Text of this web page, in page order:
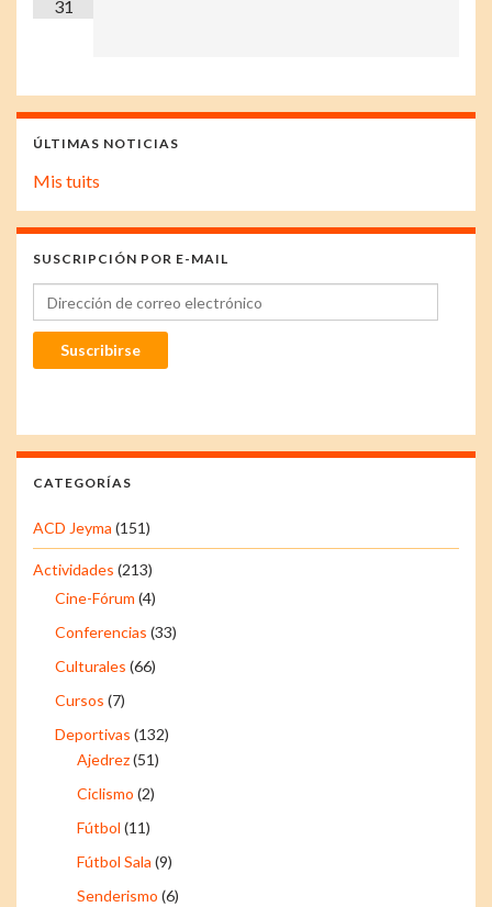
31
ÚLTIMAS NOTICIAS
Mis tuits
SUSCRIPCIÓN POR E-MAIL
Dirección de correo electrónico
Suscribirse
CATEGORÍAS
ACD Jeyma (151)
Actividades (213)
Cine-Fórum (4)
Conferencias (33)
Culturales (66)
Cursos (7)
Deportivas (132)
Ajedrez(51)
Ciclismo (2)
Fútbol (11)
Fútbol Sala (9)
Senderismo (6)